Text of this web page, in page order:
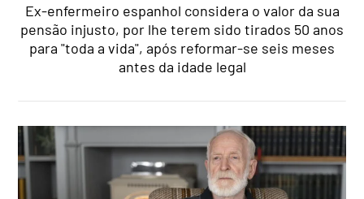
Ex-enfermeiro espanhol considera o valor da sua
pensão injusto, por lhe terem sido tirados 50 anos
para "toda a vida", após reformar-se seis meses
antes da idade legal